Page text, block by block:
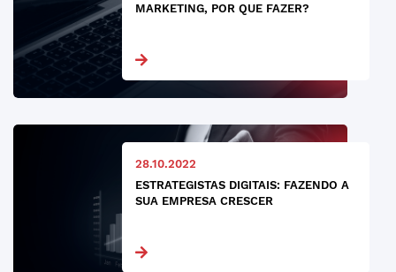
MARKETING, POR QUE FAZER?
28.10.2022
ESTRATEGISTAS DIGITAIS: FAZENDO A
SUA EMPRESA CRESCER